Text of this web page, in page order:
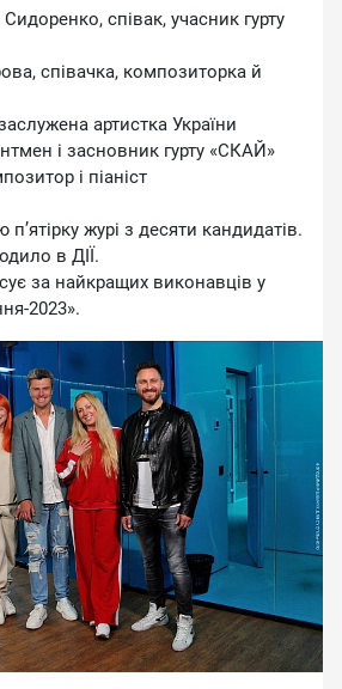
співак, учасник гурту
співачка, композиторка й
артистка України
і засновник гурту «СКАЙ»
і піаніст
п’ятірку журі з десяти кандидатів.
в ДІЇ.
за найкращих виконавців у
2023».